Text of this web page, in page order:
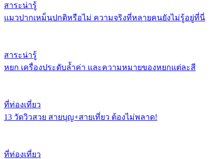
สาระน่ารู้
แมวปากเหม็นปกติหรือไม่ ความจริงที่หลายคนยังไม่รู้อยู่ที่นี่
สาระน่ารู้
หยก เครื่องประดับล้ำค่า และความหมายของหยกแต่ละสี
ที่ท่องเที่ยว
13 วัดวิวสวย สายบุญ+สายเที่ยว ต้องไม่พลาด!
ที่ท่องเที่ยว